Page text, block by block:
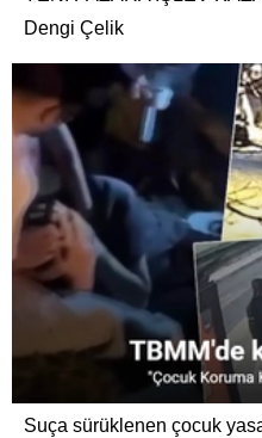
Dengi Çelik
Suça sürüklenen çocuk